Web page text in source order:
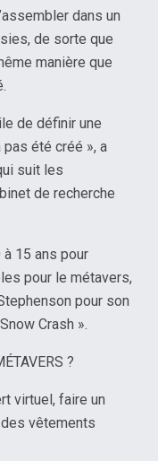
dans un
de sorte que
manière que
de définir une
pas été créé », a
suit les
de recherche
à 15 ans pour
pour le métavers,
pour son
Crash ».
?
virtuel, faire un
vêtements